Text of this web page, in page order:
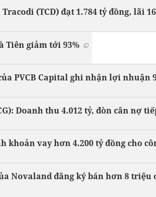
(TCD) đạt 1.784 tỷ đồng, lãi
Tiên giảm tới 93%
PVCB Capital ghi nhận lợi nhuận
Doanh thu 4.012 tỷ, đòn cân nợ
khoản vay hơn 4.200 tỷ đồng cho
Novaland đăng ký bán hơn 8 triệu